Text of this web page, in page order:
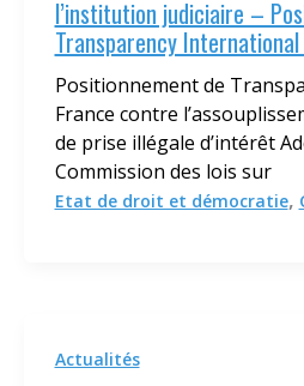
l’institution judiciaire –
Transparency
Positionnement de
France contre
de prise illégale d’intérêt
Commission des lois sur
Etat de droit et démocratie,
Actualités